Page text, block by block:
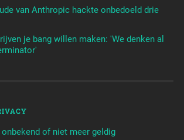
van Anthropic hackte onbedoeld drie
je bang willen maken: 'We denken al
of niet meer geldig